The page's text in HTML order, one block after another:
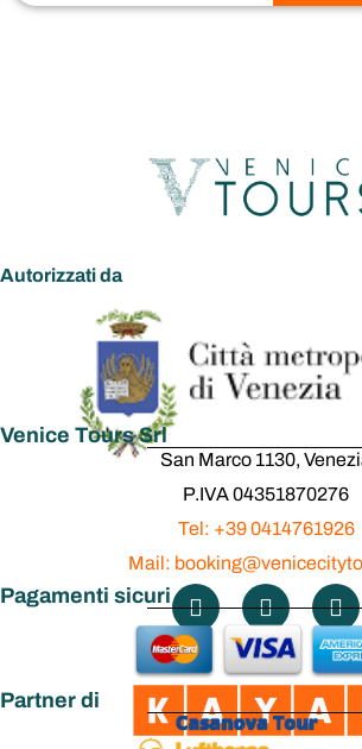
Autorizzati da
Venice Tours Srl
San Marco 1130,
P.IVA 04351870276
Tel: +39 0414761926
Mail:
Pagamenti sicuri
Partner di